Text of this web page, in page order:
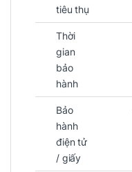
tiêu thụ
Thời
gian
bảo
hành
Bảo
hành
điện tử
/ giấy